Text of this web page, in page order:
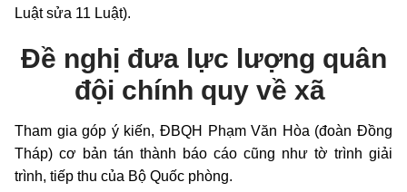
Luật sửa 11 Luật).
Đề nghị đưa lực lượng quân
đội chính quy về xã
Tham gia góp ý kiến, ĐBQH Phạm Văn Hòa (đoàn Đồng
Tháp) cơ bản tán thành báo cáo cũng như tờ trình giải
trình, tiếp thu của Bộ Quốc phòng.